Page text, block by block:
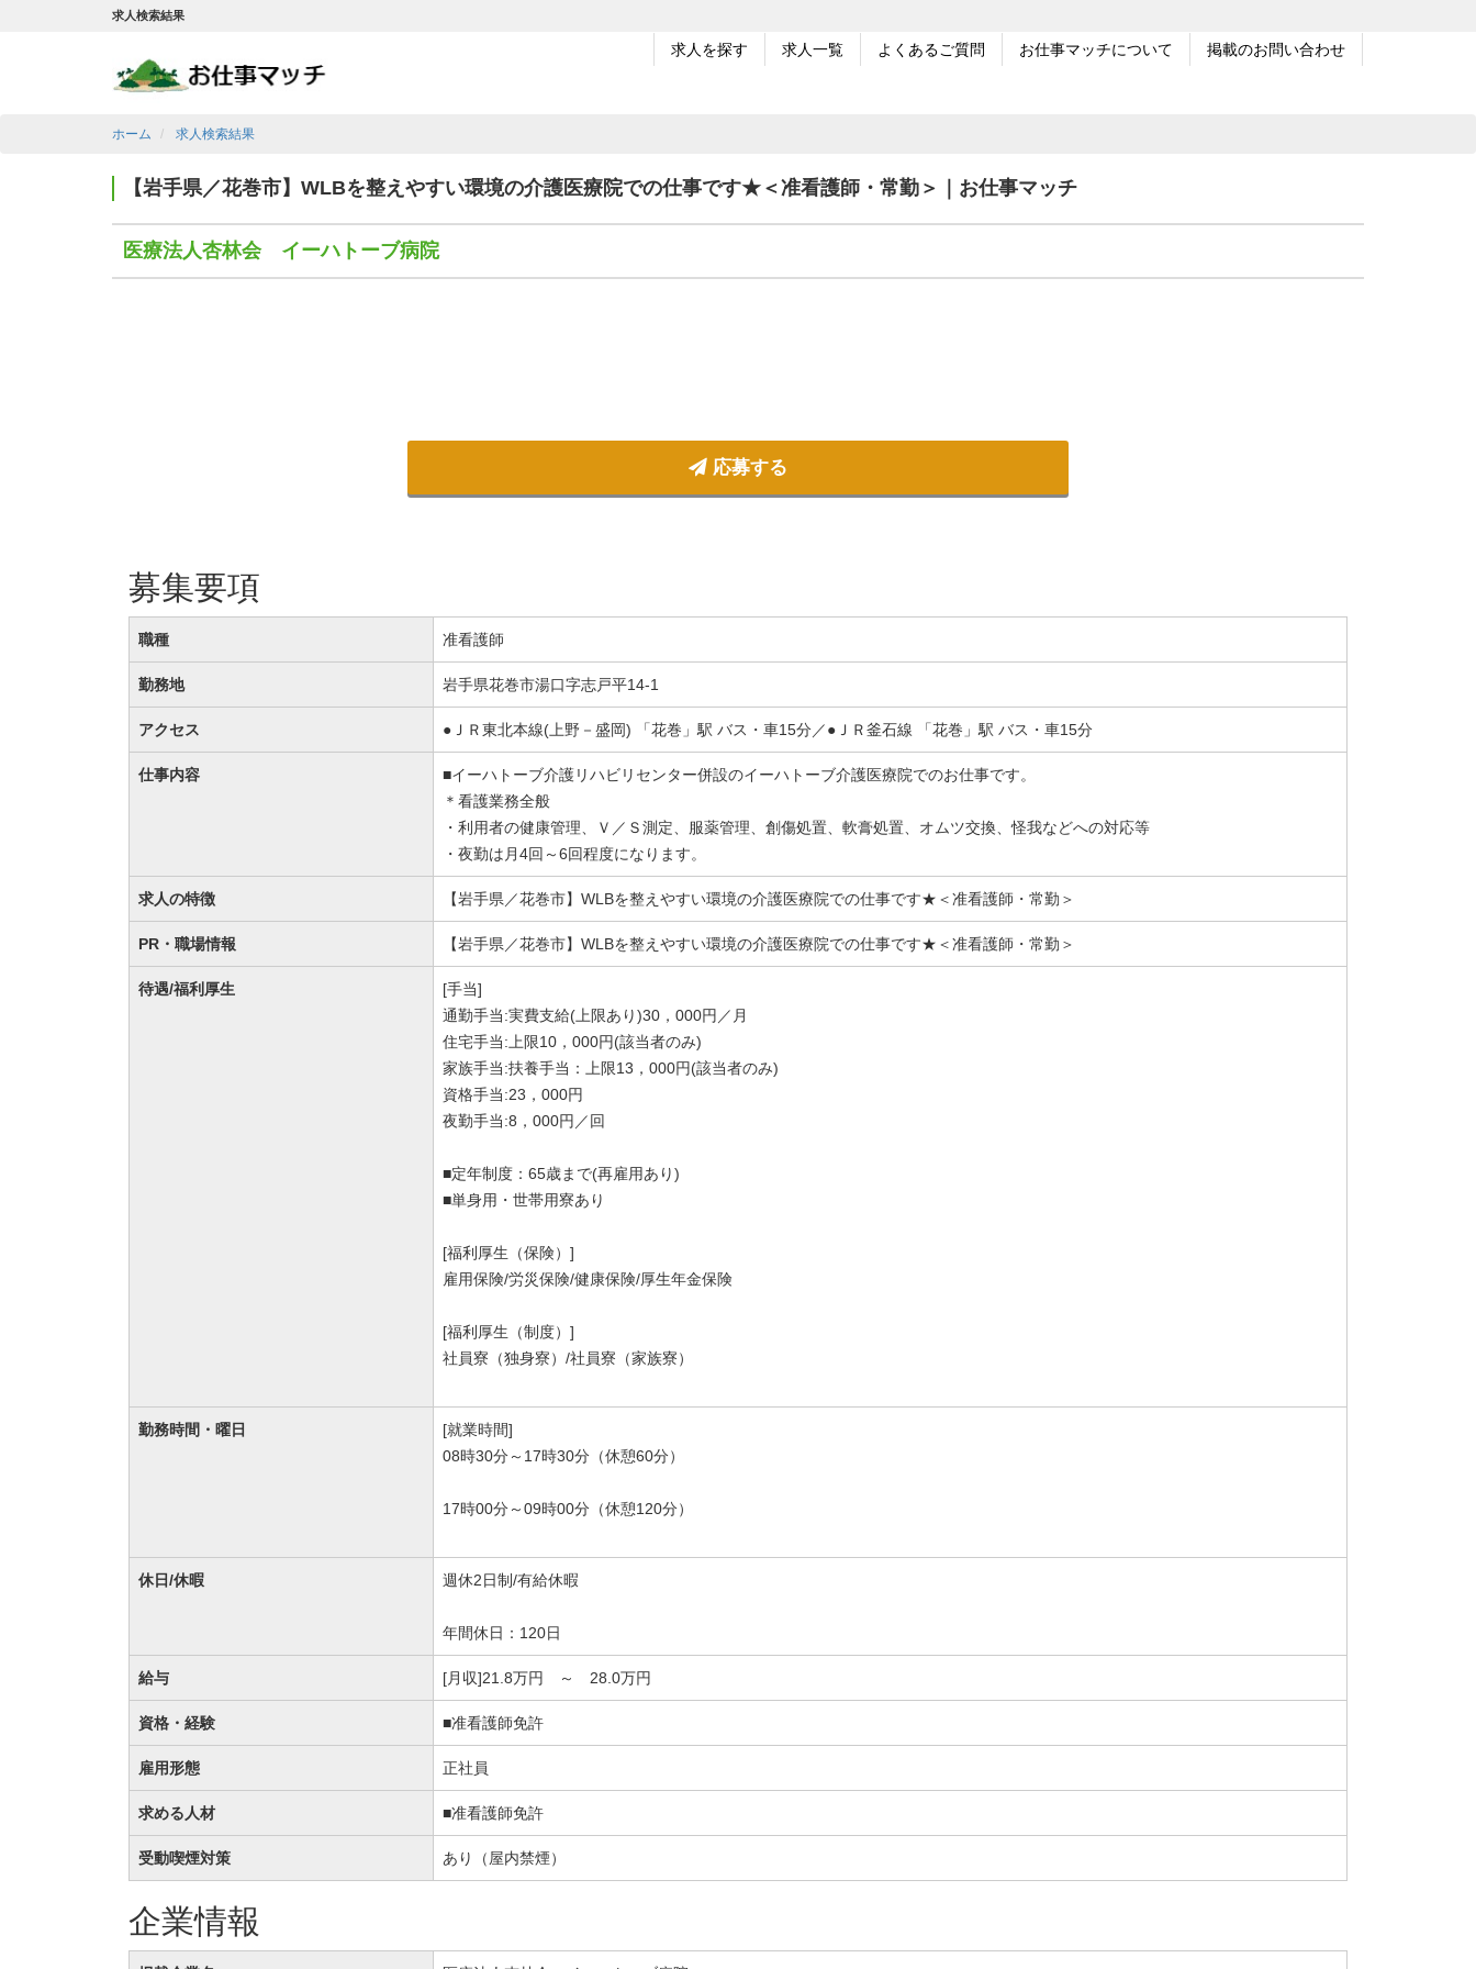
求人検索結果
求人を探す 求人一覧 よくあるご質問 お仕事マッチについて 掲載のお問い合わせ
ホーム 求人検索結果
【岩手県／花巻市】WLBを整えやすい環境の介護医療院での仕事です★＜准看護師・常勤＞｜お仕事マッチ
医療法人杏林会 イーハトーブ病院
応募する
募集要項
職種 准看護師
勤務地 岩手県花巻市湯口字志戸平14-1
アクセス ●ＪＲ東北本線(上野－盛岡) 「花巻」駅 バス・車15分／●ＪＲ釜石線 「花巻」駅 バス・車15分
仕事内容
■イーハトーブ介護リハビリセンター併設のイーハトーブ介護医療院でのお仕事です。
＊看護業務全般
・利用者の健康管理、Ｖ／Ｓ測定、服薬管理、創傷処置、軟膏処置、オムツ交換、怪我などへの対応等
・夜勤は月4回～6回程度になります。
求人の特徴 【岩手県／花巻市】WLBを整えやすい環境の介護医療院での仕事です★＜准看護師・常勤＞
PR・職場情報 【岩手県／花巻市】WLBを整えやすい環境の介護医療院での仕事です★＜准看護師・常勤＞
待遇/福利厚生
[手当]
通勤手当:実費支給(上限あり)30，000円／月
住宅手当:上限10，000円(該当者のみ)
家族手当:扶養手当：上限13，000円(該当者のみ)
資格手当:23，000円
夜勤手当:8，000円／回
■定年制度：65歳まで(再雇用あり)
■単身用・世帯用寮あり
[福利厚生（保険）]
雇用保険/労災保険/健康保険/厚生年金保険
[福利厚生（制度）]
社員寮（独身寮）/社員寮（家族寮）
勤務時間・曜日
[就業時間]
08時30分～17時30分（休憩60分）
17時00分～09時00分（休憩120分）
休日/休暇 週休2日制/有給休暇
年間休日：120日
給与 [月収]21.8万円 ～ 28.0万円
資格・経験 ■准看護師免許
雇用形態 正社員
求める人材 ■准看護師免許
受動喫煙対策 あり（屋内禁煙）
企業情報